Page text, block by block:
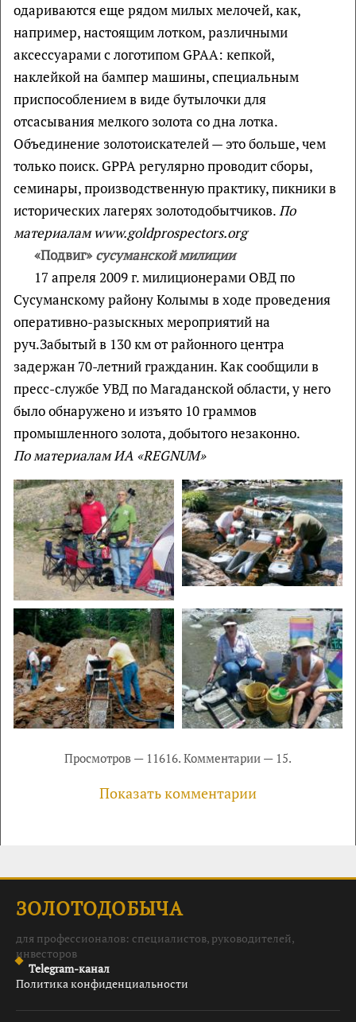
одариваются еще рядом милых мелочей, как,
например, настоящим лотком, различными
аксессуарами с логотипом GPAA: кепкой,
наклейкой на бампер машины, специальным
приспособлением в виде бутылочки для
отсасывания мелкого золота со дна лотка.
Объединение золотоискателей — это больше, чем
только поиск. GPPA регулярно проводит сборы,
семинары, производственную практику, пикники в
исторических лагерях золотодобытчиков.По
материалам www.goldprospectors.org
«Подвиг» сусуманской милиции
17 апреля 2009 г. милиционерами ОВД по
Сусуманскому району Колымы в ходе проведения
оперативно-разыскных мероприятий на
руч.Забытый в 130 км от районного центра
задержан 70-летний гражданин. Как сообщили в
пресс-службе УВД по Магаданской области, у него
было обнаружено и изъято 10 граммов
промышленного золота, добытого незаконно.
По материалам ИА «REGNUM»
Просмотров — 11616. Комментарии — 15.
Показать комментарии
ЗОЛОТОДОБЫЧА
для профессионалов: специалистов, руководителей,
инвесторов
Telegram-канал
Политика конфиденциальности